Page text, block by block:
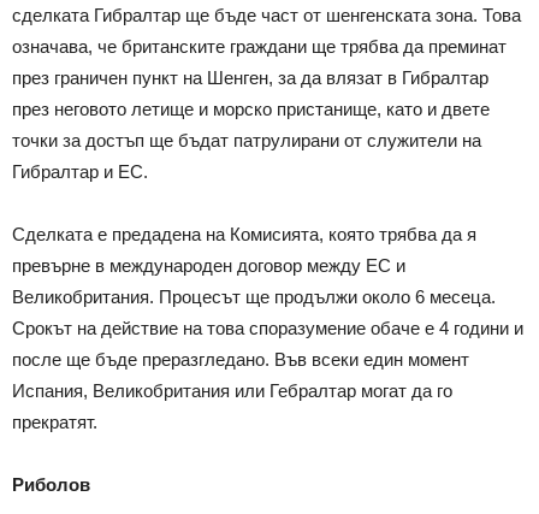
сделката Гибралтар ще бъде част от шенгенската зона. Това
означава, че британските граждани ще трябва да преминат
през граничен пункт на Шенген, за да влязат в Гибралтар
през неговото летище и морско пристанище, като и двете
точки за достъп ще бъдат патрулирани от служители на
Гибралтар и ЕС.
Сделката е предадена на Комисията, която трябва да я
превърне в международен договор между ЕС и
Великобритания. Процесът ще продължи около 6 месеца.
Срокът на действие на това споразумение обаче е 4 години и
после ще бъде преразгледано. Във всеки един момент
Испания, Великобритания или Гебралтар могат да го
прекратят.
Риболов